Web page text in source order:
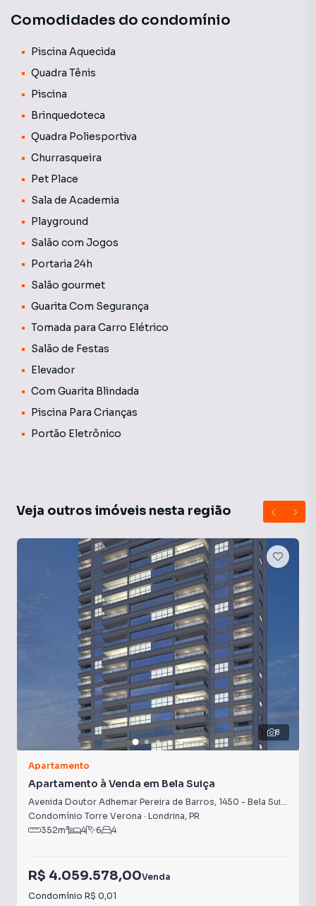
Se você busca o máximo em sofisticação, amplitude e
exclusividade, aqui está seu próximo endereço.
Gostou dessa oportunidade? Agende já sua visita!
Comodidades do condomínio
Piscina Aquecida
Quadra Tênis
Piscina
Brinquedoteca
Quadra Poliesportiva
Churrasqueira
Pet Place
Sala de Academia
Playground
Salão com Jogos
Portaria 24h
Salão gourmet
Guarita Com Segurança
Tomada para Carro Elétrico
Salão de Festas
Elevador
Com Guarita Blindada
Piscina Para Crianças
Portão Eletrônico
Veja outros imóveis nesta região
8
Apartamento
Apartamento à Venda em Bela Suiça
Avenida Doutor Adhemar Pereira de Barros, 1450 - Bela Suiça
Condomínio Torre Verona · Londrina, PR
352m² 4 6 4
R$ 4.059.578,00Venda
Condomínio R$ 0,01